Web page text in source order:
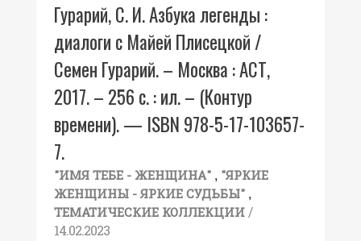
Гурарий, С. И. Азбука легенды :
диалоги с Майей Плисецкой /
Семен Гурарий. – Москва : АСТ,
2017. – 256 с. : ил. – (Контур
времени). — ISBN 978-5-17-103657-
7.
"ИМЯ ТЕБЕ - ЖЕНЩИНА" , "ЯРКИЕ
ЖЕНЩИНЫ - ЯРКИЕ СУДЬБЫ" ,
ТЕМАТИЧЕСКИЕ КОЛЛЕКЦИИ /
14.02.2023